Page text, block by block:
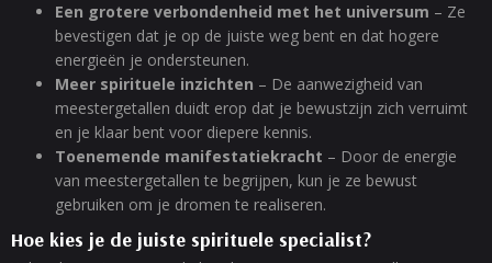
Een grotere verbondenheid met het universum – Ze
bevestigen dat je op de juiste weg bent en dat hogere
energieën je ondersteunen.
Meer spirituele inzichten – De aanwezigheid van
meestergetallen duidt erop dat je bewustzijn zich verruimt
en je klaar bent voor diepere kennis.
Toenemende manifestatiekracht – Door de energie
van meestergetallen te begrijpen, kun je ze bewust
gebruiken om je dromen te realiseren.
Hoe kies je de juiste spirituele specialist?